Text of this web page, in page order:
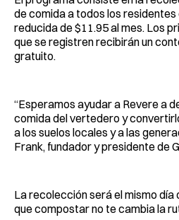
de comida a todos los
reducida de $11.95 al mes. Los
que se registren recibirán un
gratuito.
“Esperamos ayudar a Revere a
comida del vertedero y
a los suelos locales y a las
Frank, fundador y presidente de
La recolección será el mismo día
que compostar no te cambia la